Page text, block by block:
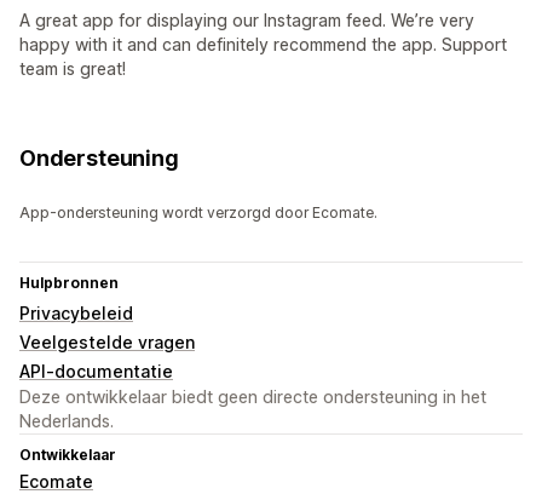
A great app for displaying our Instagram feed. We’re very
happy with it and can definitely recommend the app. Support
team is great!
Ondersteuning
App-ondersteuning wordt verzorgd door Ecomate.
Hulpbronnen
Privacybeleid
Veelgestelde vragen
API-documentatie
Deze ontwikkelaar biedt geen directe ondersteuning in het
Nederlands.
Ontwikkelaar
Ecomate